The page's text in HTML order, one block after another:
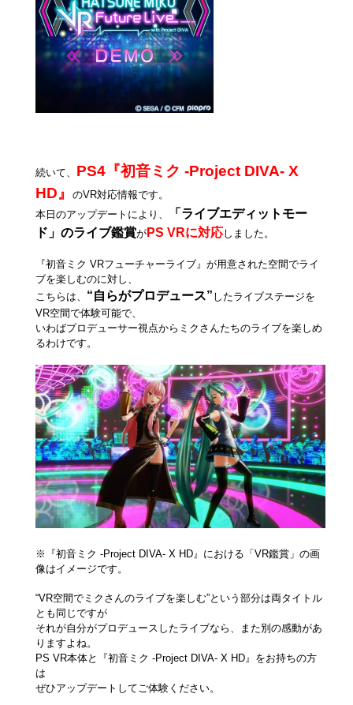
続いて、 PS4『初音ミク -Project DIVA- X
HD』
のVR対応情報です。
本日のアップデートにより、
「ライブエディットモー
ド」のライブ鑑賞が PS VRに対応しました。
『初音ミク VRフューチャーライブ』が用意された空間でライ
ブを楽しむのに対し、
こちらは、 “自らがプロデュース” したライブステージを
VR空間で体験可能で、
いわばプロデューサー視点からミクさんたちのライブを楽しめ
るわけです。
※『初音ミク -Project DIVA- X HD』における「VR鑑賞」の画
像はイメージです。
“VR空間でミクさんのライブを楽しむ”という部分は両タイトル
とも同じですが
それが自分がプロデュースしたライブなら、また別の感動があ
りますよね。
PS VR本体と『初音ミク -Project DIVA- X HD』をお持ちの方
は
ぜひアップデートしてご体験ください。